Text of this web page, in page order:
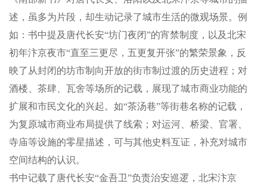
述，虽多为片段，却生动记录了城市生活的微观场景。例
如：书中提及唐代长安“坊门夜闭”的宵禁制度，以及北宋
初年汴京夜市“直至三更尽，五更复开张”的繁荣景象，反
映了从封闭的坊市制向开放的街市制过渡的历史进程；对
酒楼、茶肆、瓦舍等场所的记载，展现了城市商业功能的
扩展和市民文化的兴起。如“茶汤巷”等街巷名称的记载，
为复原城市商业布局提供了线索；对运河、桥梁、官署、
寺庙等设施的零星描述，可与其他史料互证，补充对城市
空间结构的认识。
书中记载了唐代长安“金吾卫”负责治安巡逻，北宋汴京